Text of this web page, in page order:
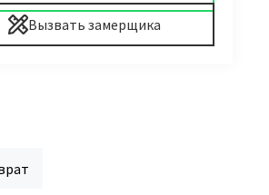
Вызвать замерщика